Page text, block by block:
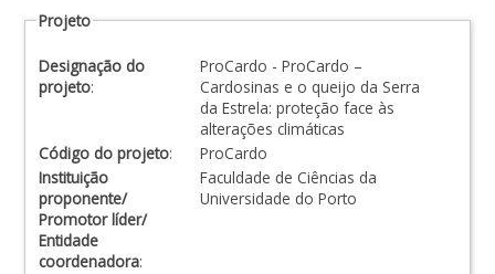
Projeto
Designação do
projeto:
ProCardo - ProCardo –
Cardosinas e o queijo da Serra
da Estrela: proteção face às
alterações climáticas
Código do projeto:
ProCardo
Instituição
proponente/
Promotor líder/
Entidade
coordenadora:
Faculdade de Ciências da
Universidade do Porto